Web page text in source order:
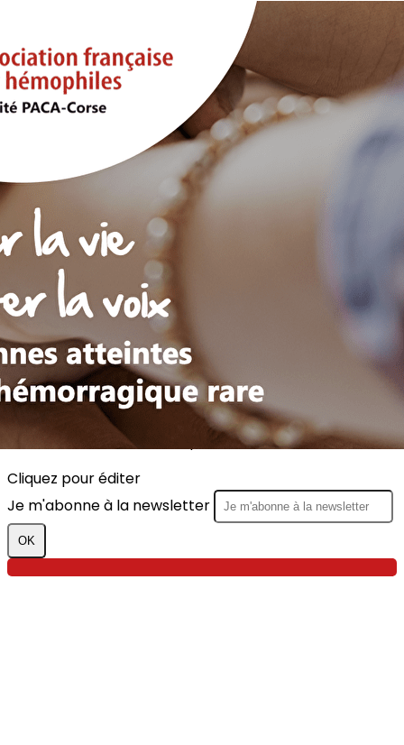
Exporter uniquement les colonnes affichées
J'adhère
La revue (version papier) s'abboner
Je Donne
Réseaux Sociaux
?>
Images de la page d'accueil
Cliquez pour éditer
Texte, bouton et/ou inscription à la newsletter
Cliquez pour éditer
Je m'abonne à la newsletter
OK